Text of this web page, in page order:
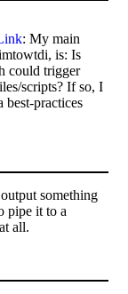
: My main
is: Is
could trigger
scripts? If so, I
best-practices
something
pipe it to a
all.